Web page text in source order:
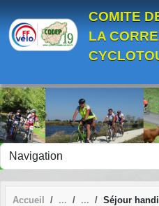
COMITE
LA
Accueil Séjour